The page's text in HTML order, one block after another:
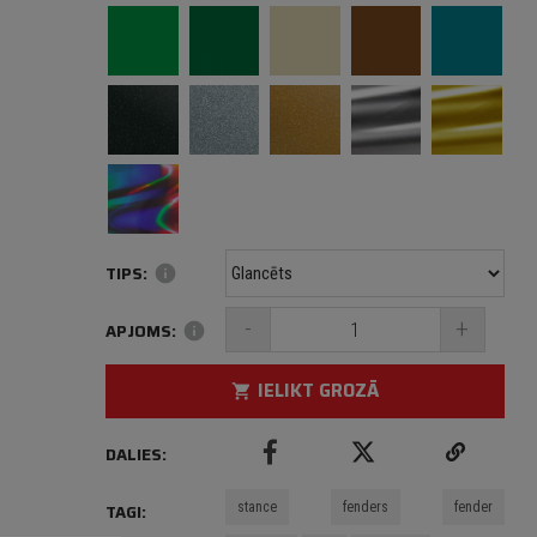
TIPS: info
APJOMS: info - +
shopping_cart IELIKT GROZĀ
DALIES:
TAGI: stance fenders fender